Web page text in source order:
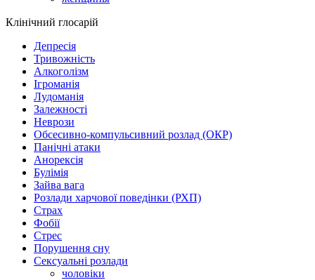
Клінічний глосарій
Депресія
Тривожність
Алкоголізм
Ігроманія
Лудоманія
Залежності
Неврози
Обсесивно-компульсивний розлад (ОКР)
Панічні атаки
Анорексія
Булімія
Зайва вага
Розлади харчової поведінки (РХП)
Страх
Фобії
Стрес
Порушення сну
Сексуальні розлади
чоловіки